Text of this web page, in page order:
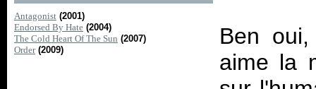
Antagonist (2001)
Endorsed By Hate (2004)
The Cold Heart Of The Sun (2007)
Order (2009)
Ben
aime la